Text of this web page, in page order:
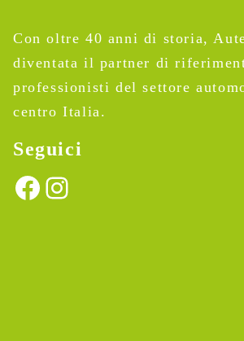
Con oltre 40 anni di storia,
diventata il partner di
professionisti del settore
centro Italia.
Seguici
Facebook
Instagram